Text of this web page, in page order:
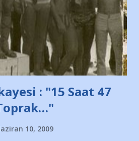
izin veren Bursa Büyükşehir
bulunduğu alışveriş merkezlerini
.. Blogumuzda okuduğum bu
bu habe...
: "15 Saat 47
10, 2009